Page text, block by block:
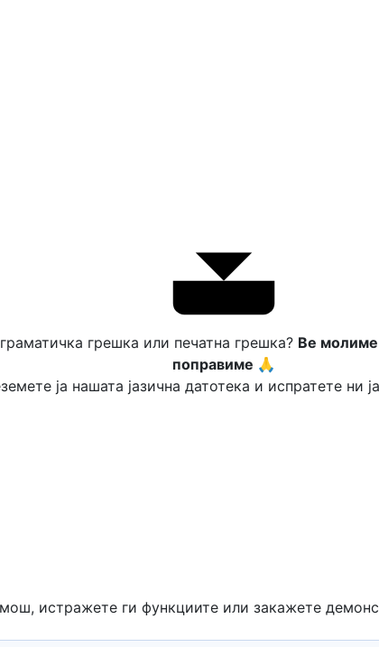
грешка или печатна грешка? Ве молиме
поправиме 🙏
ја нашата јазична датотека и испратете ни
истражете ги функциите или закажете